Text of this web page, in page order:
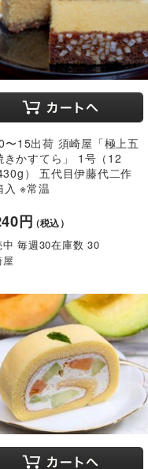
〜15出荷 須崎屋「極上五
きかすてら」 1号（12
） 五代目伊藤代二作
入 ※常温
円（税込）
中 毎週30在庫数 30